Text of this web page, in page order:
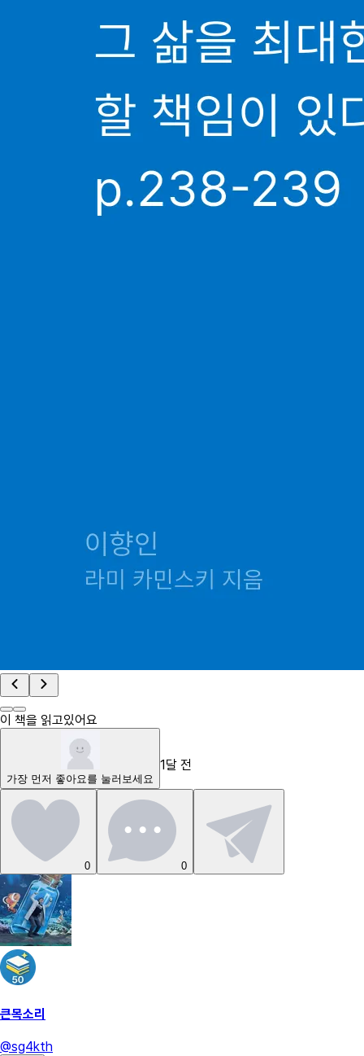
이 책을 읽고있어요
가장 먼저 좋아요를 눌러보세요
1달 전
0 0
큰목소리
@sg4kth